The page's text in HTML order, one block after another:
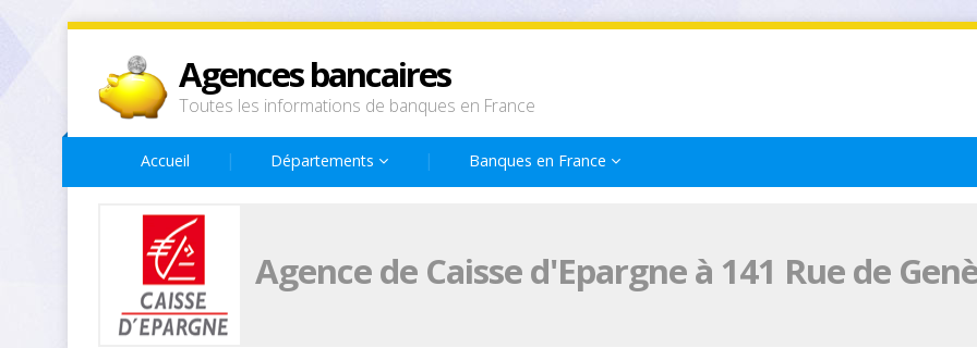
Agences bancaires
Toutes les informations de banques en France
Accueil Départements Banques en France
Agence de Caisse d'Epargne à 141 Rue de